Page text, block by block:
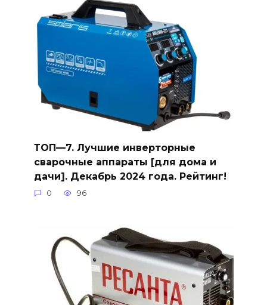
ТОП—7. Лучшие инверторные
сварочные аппараты [для дома и
дачи]. Декабрь 2024 года. Рейтинг!
0 96